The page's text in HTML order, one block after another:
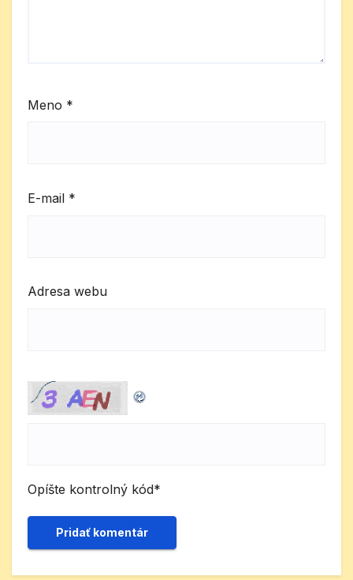
Meno *
E-mail *
Adresa webu
Opíšte kontrolný kód*